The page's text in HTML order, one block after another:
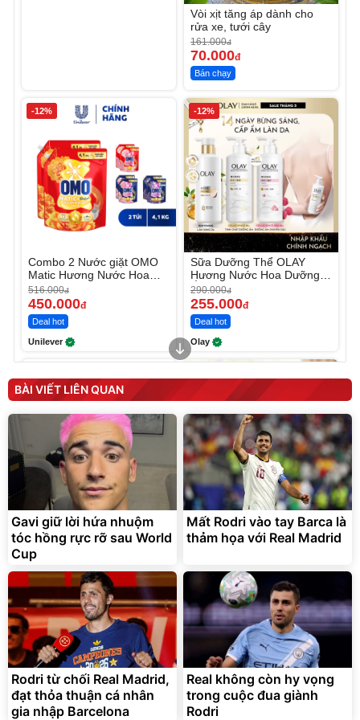
Vòi xịt tăng áp dành cho
rửa xe, tưới cây
161.000đ
70.000đ
Bán chạy
-12%
Combo 2 Nước giặt OMO
Matic Hương Nước Hoa
Comfort 4.1KG
516.000đ
450.000đ
Deal hot
Unilever
-12%
Sữa Dưỡng Thể OLAY
Hương Nước Hoa Dưỡng
Ẩm Chuyên Sâu
290.000đ
255.000đ
Deal hot
Olay
Chống Mỏi Lưng
188.000đ
117.600đ
Giá ưu đãi
JYooHome
Sữa nước Ensure Abbott,
thùng 24 chai
Hàng chính hãng
Ensure
BÀI VIẾT LIÊN QUAN
Gavi giữ lời hứa nhuộm
tóc hồng rực rỡ sau World
Cup
Mất Rodri vào tay Barca là
thảm họa với Real Madrid
Rodri từ chối Real Madrid,
đạt thỏa thuận cá nhân
gia nhập Barcelona
Real không còn hy vọng
trong cuộc đua giành
Rodri